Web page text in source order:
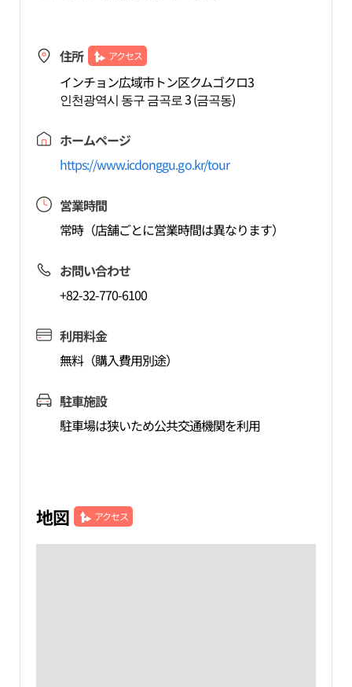
住所 アクセス
インチョン広域市トン区クムゴクロ3
인천광역시 동구 금곡로 3 (금곡동)
ホームページ
https://www.icdonggu.go.kr/tour
営業時間
常時（店舗ごとに営業時間は異なります）
お問い合わせ
+82-32-770-6100
利用料金
無料（購入費用別途）
駐車施設
駐車場は狭いため公共交通機関を利用
地図 アクセス